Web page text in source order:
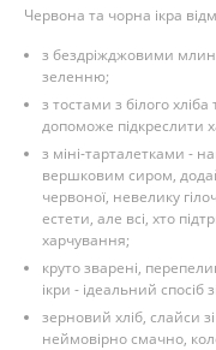
Червона та чорна ікра
з бездріжджовими
зеленню;
з тостами з білого
допоможе підкреслити
з міні-тарталетками -
вершковим сиром,
червоної, невелику
естети, але всі, хто
харчування;
круто зварені,
ікри - ідеальний спосіб
зерновий хліб, слайси
неймовірно смачно,